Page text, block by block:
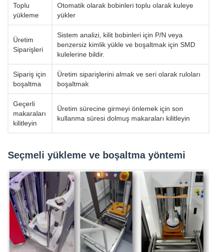
Toplu
yükleme
Otomatik olarak bobinleri toplu olarak kuleye
yükler
Üretim
Siparişleri
Sistem analizi, kilit bobinleri için P/N veya
benzersiz kimlik yükle ve boşaltmak için SMD
kulelerine bildir.
Sipariş için
boşaltma
Üretim siparişlerini almak ve seri olarak ruloları
boşaltmak
Geçerli
makaraları
kilitleyin
Üretim sürecine girmeyi önlemek için son
kullanma süresi dolmuş makaraları kilitleyin
Seçmeli yükleme ve boşaltma yöntemi